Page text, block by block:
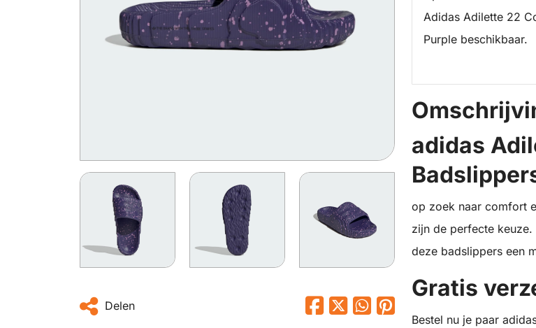
Delen
Adidas Adilette 22
Purple beschikbaar.
adidas
op zoek naar comfort
zijn de perfecte
deze badslippers een
Gratis
Bestel nu je paar